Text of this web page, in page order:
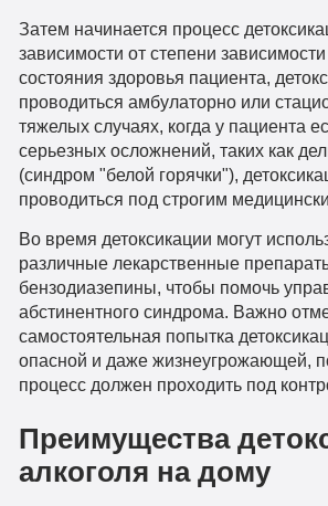
Затем начинается процесс
зависимости от степени
состояния здоровья пациента,
проводиться амбулаторно или
тяжелых случаях, когда у пациента
серьезных осложнений, таких как
(синдром "белой горячки"),
проводиться под строгим
Во время детоксикации могут
различные лекарственные
бензодиазепины, чтобы помочь
абстинентного синдрома. Важно
самостоятельная попытка
опасной и даже жизнеугрожающей,
процесс должен проходить под
Преимущества
алкоголя на дому